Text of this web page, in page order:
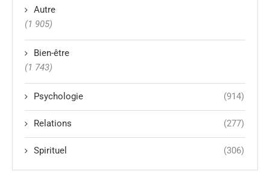
Autre
(1 905)
Bien-être
(1 743)
Psychologie (914)
Relations (277)
Spirituel (306)